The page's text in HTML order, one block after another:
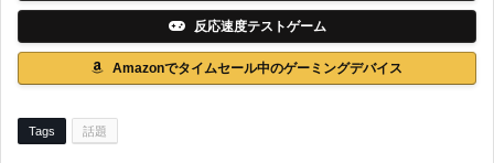
反応速度テストゲーム
Amazonでタイムセール中のゲーミングデバイス
Tags 話題